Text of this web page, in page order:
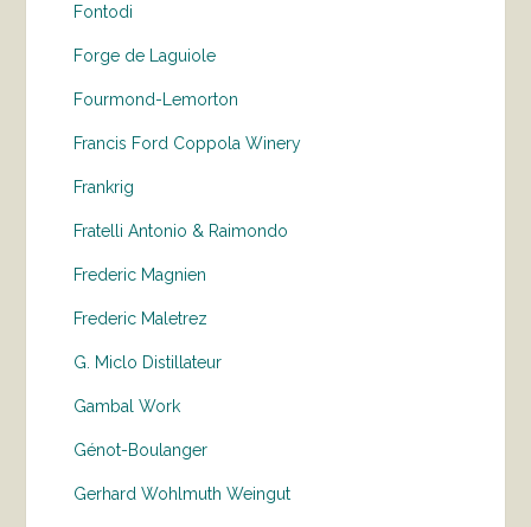
Fontodi
Forge de Laguiole
Fourmond-Lemorton
Francis Ford Coppola Winery
Frankrig
Fratelli Antonio & Raimondo
Frederic Magnien
Frederic Maletrez
G. Miclo Distillateur
Gambal Work
Génot-Boulanger
Gerhard Wohlmuth Weingut